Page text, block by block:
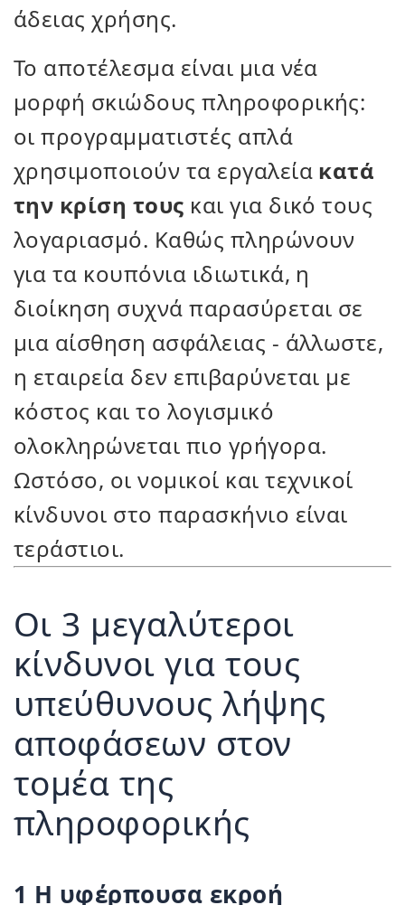
άδειας χρήσης.
Το αποτέλεσμα είναι μια νέα
μορφή σκιώδους πληροφορικής:
οι προγραμματιστές απλά
χρησιμοποιούν τα εργαλεία κατά
την κρίση τους και για δικό τους
λογαριασμό. Καθώς πληρώνουν
για τα κουπόνια ιδιωτικά, η
διοίκηση συχνά παρασύρεται σε
μια αίσθηση ασφάλειας - άλλωστε,
η εταιρεία δεν επιβαρύνεται με
κόστος και το λογισμικό
ολοκληρώνεται πιο γρήγορα.
Ωστόσο, οι νομικοί και τεχνικοί
κίνδυνοι στο παρασκήνιο είναι
τεράστιοι.
Οι 3 μεγαλύτεροι
κίνδυνοι για τους
υπεύθυνους λήψης
αποφάσεων στον
τομέα της
πληροφορικής
1 Η υφέρπουσα εκροή